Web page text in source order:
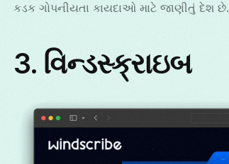
કડક ગોપનીયતા કાયદાઓ માટે જાણીતું દેશ છે.
3. વિન્ડસ્ક્રાઇબ